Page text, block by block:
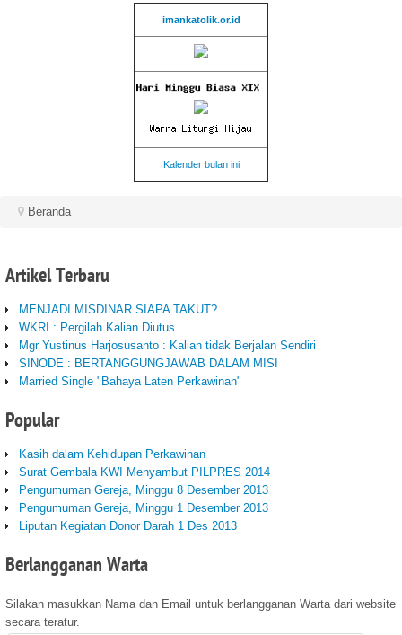
imankatolik.or.id
Kalender bulan ini
Beranda
ArtikelTerbaru
MENJADI MISDINAR SIAPA TAKUT?
WKRI : Pergilah Kalian Diutus
Mgr Yustinus Harjosusanto : Kalian tidak Berjalan Sendiri
SINODE : BERTANGGUNGJAWAB DALAM MISI
Married Single "Bahaya Laten Perkawinan"
Popular
Kasih dalam Kehidupan Perkawinan
Surat Gembala KWI Menyambut PILPRES 2014
Pengumuman Gereja, Minggu 8 Desember 2013
Pengumuman Gereja, Minggu 1 Desember 2013
Liputan Kegiatan Donor Darah 1 Des 2013
Berlangganan Warta
Silakan masukkan Nama dan Email untuk berlangganan Warta dari website
secara teratur.